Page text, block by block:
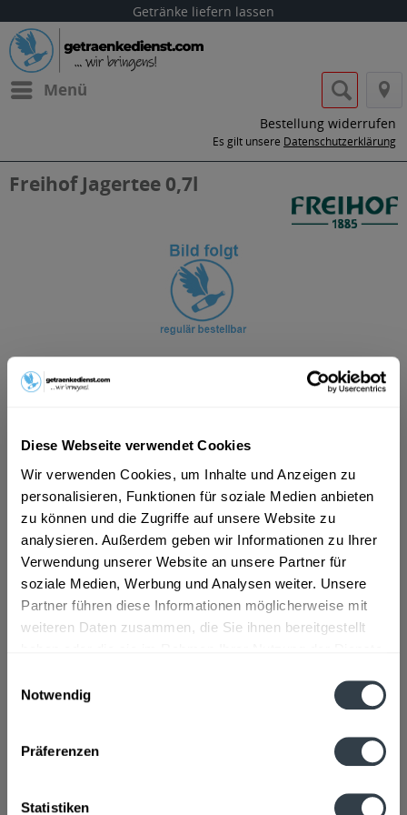
Diese Webseite verwendet Cookies
Wir verwenden Cookies, um Inhalte und Anzeigen zu
personalisieren, Funktionen für soziale Medien anbieten
zu können und die Zugriffe auf unsere Website zu
analysieren. Außerdem geben wir Informationen zu Ihrer
Verwendung unserer Website an unsere Partner für
soziale Medien, Werbung und Analysen weiter. Unsere
Partner führen diese Informationen möglicherweise mit
weiteren Daten zusammen, die Sie ihnen bereitgestellt
Notwendig
Präferenzen
Statistiken
Getränke liefern lassen
Menü
Bestellung widerrufen
Es gilt unsere Datenschutzerklärung
Freihof Jagertee 0,7l
ab 13,69 € *
Inhalt:0.7 Liter (19,56 € * / 1 Liter)
inkl. MwSt.ggf. zzgl. Erschwerniszuschlag
Vorrätig
In den Warenkorb
Artikel-Nr.:
25557
Verfügbar in:
mehr
Fragen zum Artikel?